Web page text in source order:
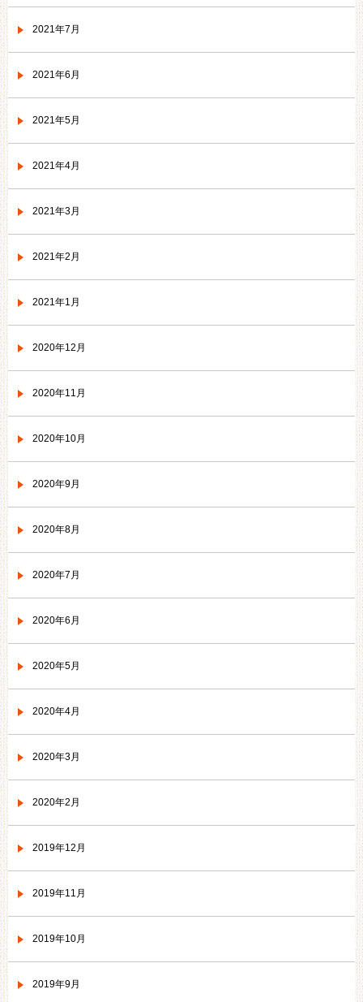
2021年7月
2021年6月
2021年5月
2021年4月
2021年3月
2021年2月
2021年1月
2020年12月
2020年11月
2020年10月
2020年9月
2020年8月
2020年7月
2020年6月
2020年5月
2020年4月
2020年3月
2020年2月
2019年12月
2019年11月
2019年10月
2019年9月